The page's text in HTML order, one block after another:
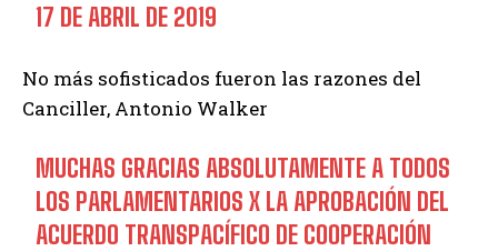
17 DE ABRIL DE 2019
No más sofisticados fueron las razones del
Canciller, Antonio Walker
MUCHAS GRACIAS ABSOLUTAMENTE A TODOS
LOS PARLAMENTARIOS X LA APROBACIÓN DEL
ACUERDO TRANSPACÍFICO DE COOPERACIÓN